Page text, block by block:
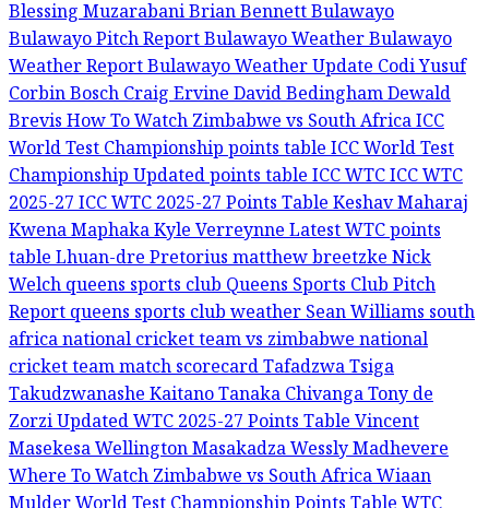
Blessing MuzarabaniBrian BennettBulawayo
Bulawayo Pitch ReportBulawayo WeatherBulawayo
Weather ReportBulawayo Weather UpdateCodi Yusuf
Corbin BoschCraig ErvineDavid BedinghamDewald
BrevisHow To Watch Zimbabwe vs South AfricaICC
World Test Championship points tableICC World Test
Championship Updated points tableICC WTCICC WTC
2025-27ICC WTC 2025-27 Points TableKeshav Maharaj
Kwena MaphakaKyle VerreynneLatest WTC points
tableLhuan-dre Pretoriusmatthew breetzkeNick
Welchqueens sports clubQueens Sports Club Pitch
Reportqueens sports club weatherSean Williamssouth
africa national cricket team vs zimbabwe national
cricket team match scorecardTafadzwa Tsiga
Takudzwanashe KaitanoTanaka ChivangaTony de
ZorziUpdated WTC 2025-27 Points TableVincent
MasekesaWellington MasakadzaWessly Madhevere
Where To Watch Zimbabwe vs South AfricaWiaan